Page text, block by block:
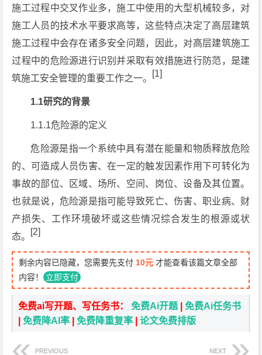
施工过程中交叉作业多，施工中使用的大型机械较多，对
施工人员的技术水平要求高等，这些特点决定了高层建筑
施工过程中会存在诸多安全问题，因此，对高层建筑施工
过程中的危险源进行识别并采取有效措施进行防范，是建
筑施工安全管理的重要工作之一。 [1]
1.1研究的背景
1.1.1危险源的定义
危险源是指一个系统中具有潜在能量和物质释放危险
的、可造成人员伤害、在一定的触发因素作用下可转化为
事故的部位、区域、场所、空间、岗位、设备及其位置。
也就是说，危险源是指可能导致死亡、伤害、职业病、财
产损失、工作环境破坏或这些情况综合发生的根源或状
态。 [2]
剩余内容已隐藏，您需要先支付 10元 才能查看该篇文章全部
内容！ 立即支付
免费ai写开题、写任务书：免费Ai开题 |免费Ai任务书
|免费降AI率 |免费降重复率 |论文免费排版
PREVIOUS NEXT